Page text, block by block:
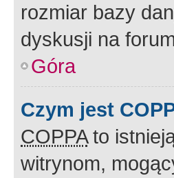
rozmiar bazy
dyskusji na
Góra
Czym jest
COPPAto
witrynom,